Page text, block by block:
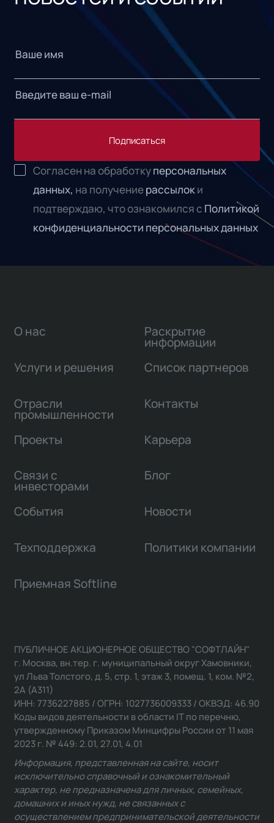
Подписаться
Согласен на обработкуперсональных
данных, на получениерассылоки
подтверждаю, что ознакомился с Политикой
конфиденциальности персональных данных
О нас
Услуги и решения
Отрасли
промышленности
Проекты
Связи с
инвесторами
Раскрытие
информации
Список партнеров
Контакты
Карьера
Блог
События Новости
Техподдержка Политики компании
Приемная Softline
ПУБЛИЧНОЕ АКЦИОНЕРНОЕ ОБЩЕСТВО "СОФТЛАЙН"
г. Москва, вн.тер. г. муниципальный округ Хамовники,
ул Льва Толстого, д. 5, стр. 1, этаж 3, помещ. 1, ком. №2,
2А (А311)
ИНН: 7736227885 / ОГРН: 1027736009333 / ОКВЭД: 46.90
Коды видов деятельности в области IT по перечню,
утвержденному Приказом Минцифры России от 11 мая
2023 г. № 449: 2.01, 27.01, 4.01
Информация, представленная на сайте, носит
исключительно справочный и ознакомительный
характер, не предназначена для личных, семейных,
домашних и иных нужд, не связанных с
осуществлением предпринимательской деятельности